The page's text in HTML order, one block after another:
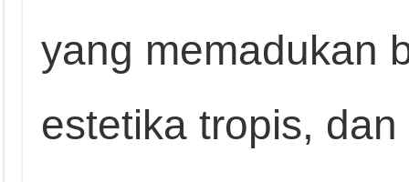
yang memadukan
estetika tropis,